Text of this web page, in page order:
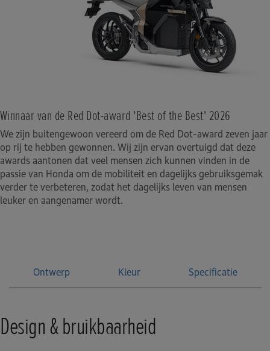
Winnaar van de Red Dot-award 'Best of the Best' 2026
We zijn buitengewoon vereerd om de Red Dot-award zeven jaar
op rij te hebben gewonnen. Wij zijn ervan overtuigd dat deze
awards aantonen dat veel mensen zich kunnen vinden in de
passie van Honda om de mobiliteit en dagelijks gebruiksgemak
verder te verbeteren, zodat het dagelijks leven van mensen
leuker en aangenamer wordt.
Ontwerp Kleur Specificatie
Design & bruikbaarheid